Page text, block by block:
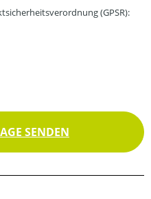
(GPSR):
SENDEN